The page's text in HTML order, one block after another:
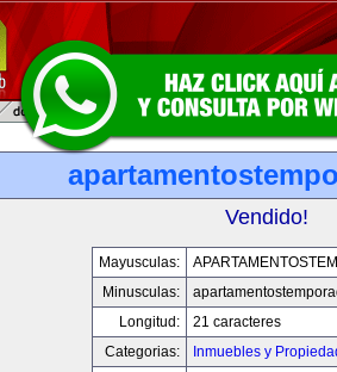
Vendido!
Mayusculas:
Minusculas:
Longitud:
21 caracteres
Categorias:
Inmuebles y